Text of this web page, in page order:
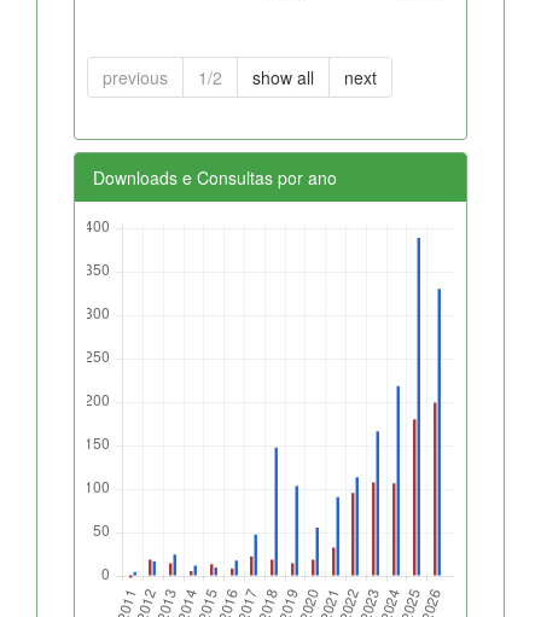
previous 1/2 show all next
Downloads e Consultas por ano